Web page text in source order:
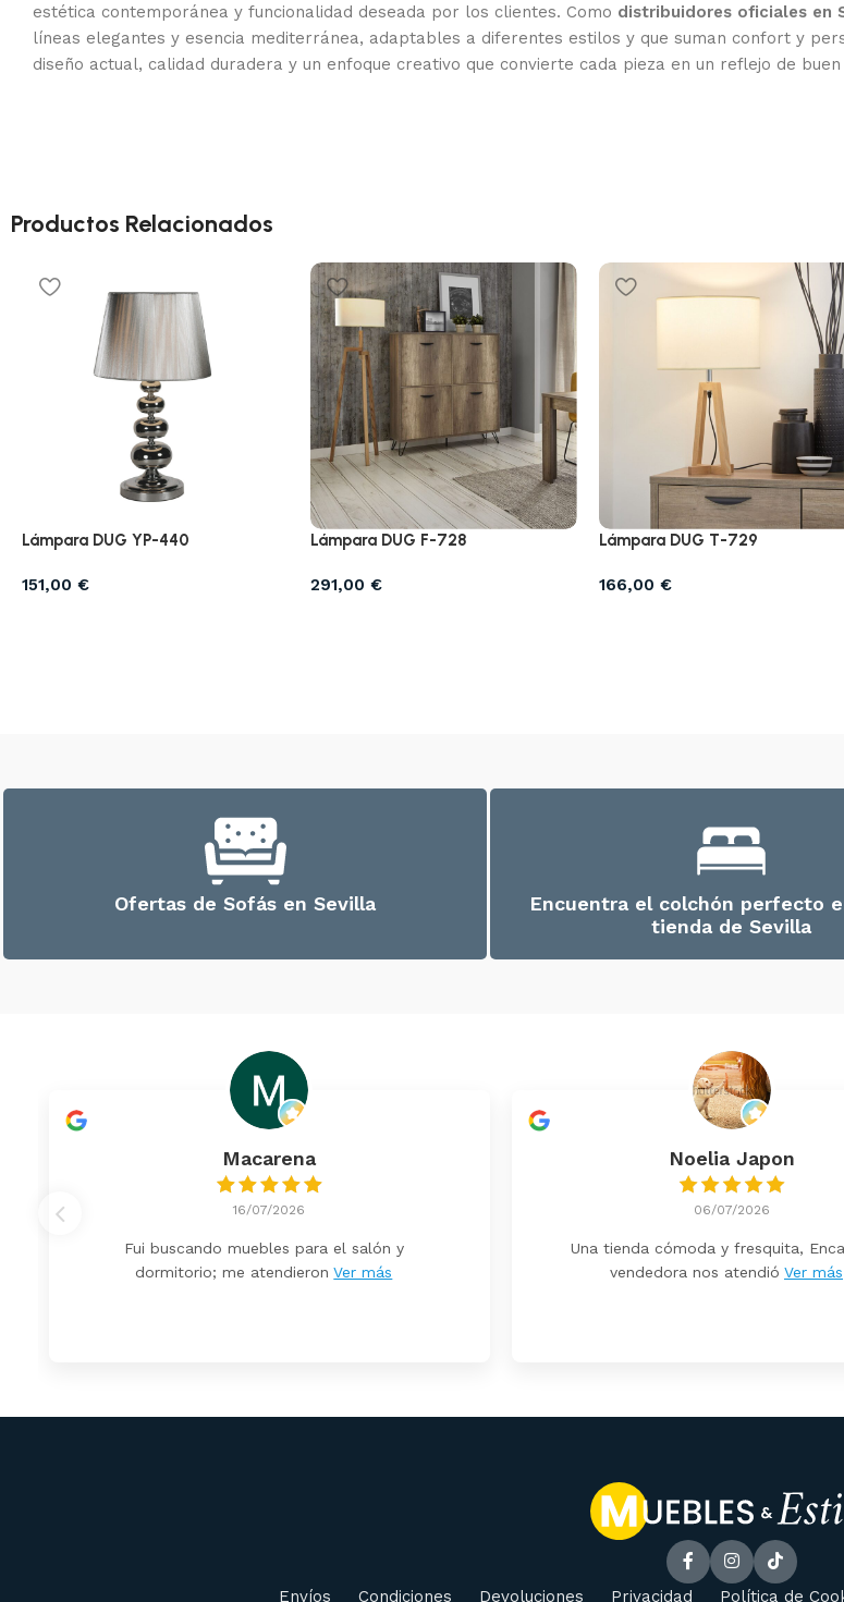
estética contemporánea y funcionalidad deseada por los clientes. Como distribuidores oficiales en
líneas elegantes y esencia mediterránea, adaptables a diferentes estilos y que suman confort y
diseño actual, calidad duradera y un enfoque creativo que convierte cada pieza en un reflejo de buen
Productos Relacionados
Lámpara DUG YP-440
151,00 €
Lámpara DUG F-728
291,00 €
Lámpara DUG T-729
166,00 €
Ofertas de Sofás en Sevilla
Encuentra el colchón perfecto
tienda de Sevilla
Macarena
16/07/2026
Fui buscando muebles para el salón y
dormitorio; me atendieron Ver más
Noelia Japon
06/07/2026
Una tienda cómoda y fresquita,
vendedora nos atendió Ver más
Envíos Condiciones Devoluciones Privacidad Política de